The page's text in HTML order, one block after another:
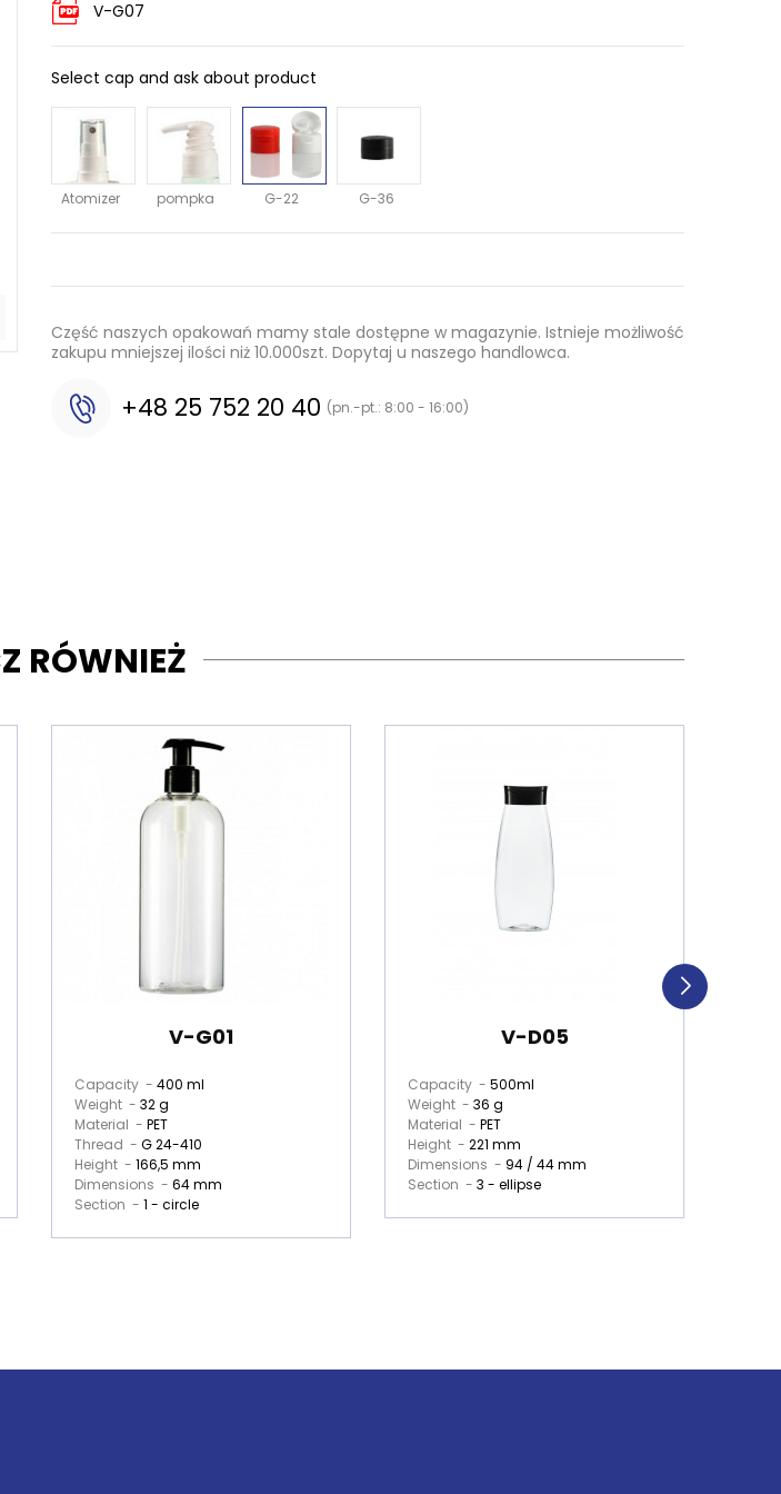
V-G07
Select cap and ask about product
Atomizer pompka G-22 G-36
Część naszych opakowań mamy stale dostępne w magazynie. Istnieje możliwość
zakupu mniejszej ilości niż 10.000szt. Dopytaj u naszego handlowca.
+48 25 752 20 40 (pn.-pt.: 8:00 - 16:00)
RÓWNIEŻ
V-G01
Capacity - 400 ml
Weight - 32 g
Material - PET
Thread - G 24-410
Height - 166,5 mm
Dimensions - 64 mm
Section - 1 - circle
V-D05
Capacity - 500ml
Weight - 36 g
Material - PET
Height - 221 mm
Dimensions - 94 / 44 mm
Section - 3 - ellipse